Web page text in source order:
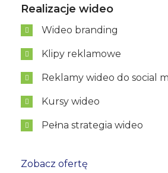
Realizacje wideo
Wideo branding
Klipy reklamowe
Reklamy wideo do social
Kursy wideo
Pełna strategia wideo
Zobacz ofertę